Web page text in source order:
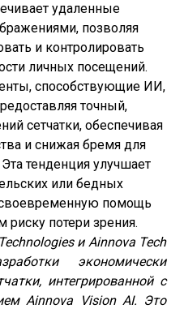
удаленные
позволяя
и контролировать
личных посещений.
способствующие ИИ,
точный,
сетчатки, обеспечивая
и снижая бремя для
тенденция улучшает
или бедных
своевременную помощь
потери зрения.
и Ainnova Tech
экономически
интегрированной с
Ainnova Vision AI. Это